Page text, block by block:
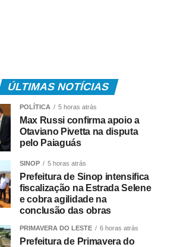
ÚLTIMAS NOTÍCIAS
POLÍTICA 5 horas atrás
Max Russi confirma apoio a
Otaviano Pivetta na disputa
pelo Paiaguás
SINOP 5 horas atrás
Prefeitura de Sinop intensifica
fiscalização na Estrada Selene
e cobra agilidade na
conclusão das obras
PRIMAVERA DO LESTE 6 horas atrás
Prefeitura de Primavera do